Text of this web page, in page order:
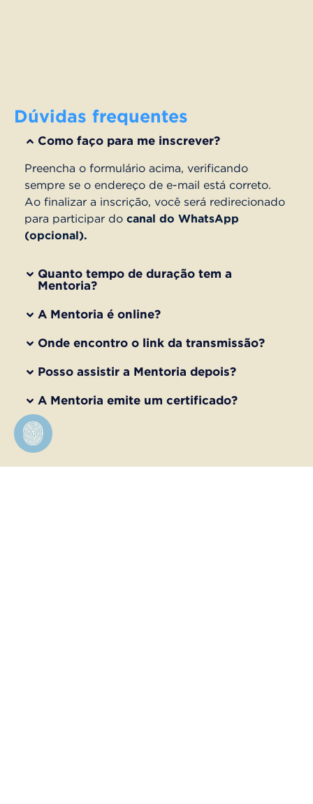
Dúvidas frequentes
Como faço para me inscrever?
Preencha o formulário acima, verificando
sempre se o endereço de e-mail está correto.
Ao finalizar a inscrição, você será redirecionado
para participar do canal do WhatsApp
(opcional).
Quanto tempo de duração tem a
Mentoria?
A Mentoria é online?
Onde encontro o link da transmissão?
Posso assistir a Mentoria depois?
A Mentoria emite um certificado?